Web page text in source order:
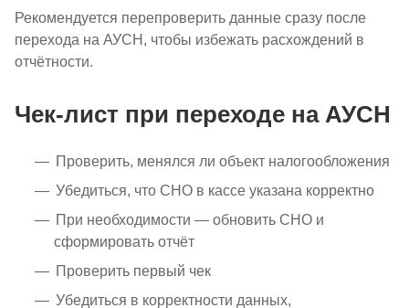
Рекомендуется перепроверить данные сразу после
перехода на АУСН, чтобы избежать расхождений в
отчётности.
Чек-лист при переходе на АУСН
Проверить, менялся ли объект налогообложения
Убедиться, что СНО в кассе указана корректно
При необходимости — обновить СНО и
сформировать отчёт
Проверить первый чек
Убедиться в корректности данных,